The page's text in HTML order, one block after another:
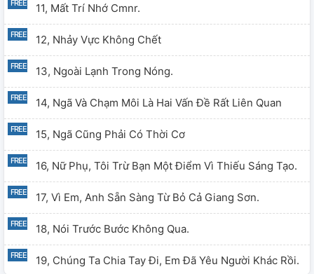
11, Mất Trí Nhớ Cmnr.
12, Nhảy Vực Không Chết
13, Ngoài Lạnh Trong Nóng.
14, Ngã Và Chạm Môi Là Hai Vấn Đề Rất Liên Quan
15, Ngã Cũng Phải Có Thời Cơ
16, Nữ Phụ, Tôi Trừ Bạn Một Điểm Vì Thiếu Sáng Tạo.
17, Vì Em, Anh Sẵn Sàng Từ Bỏ Cả Giang Sơn.
18, Nói Trước Bước Không Qua.
19, Chúng Ta Chia Tay Đi, Em Đã Yêu Người Khác Rồi.